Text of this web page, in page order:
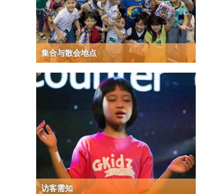
集合与散会地点
访客需知
G代儿童装备课程 父母